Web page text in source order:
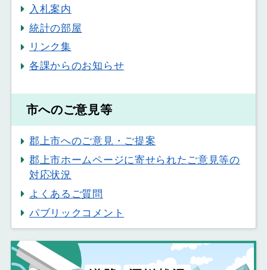
入札案内
統計の部屋
リンク集
各課からのお知らせ
市へのご意見等
郡上市へのご意見・ご提案
郡上市ホームページに寄せられたご意見等の
対応状況
よくあるご質問
パブリックコメント